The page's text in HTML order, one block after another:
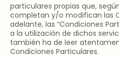
particulares propias que,
completan y/o modifican las
adelante, las “Condiciones
a la utilización de dichos
también ha de leer
Condiciones Particulares.